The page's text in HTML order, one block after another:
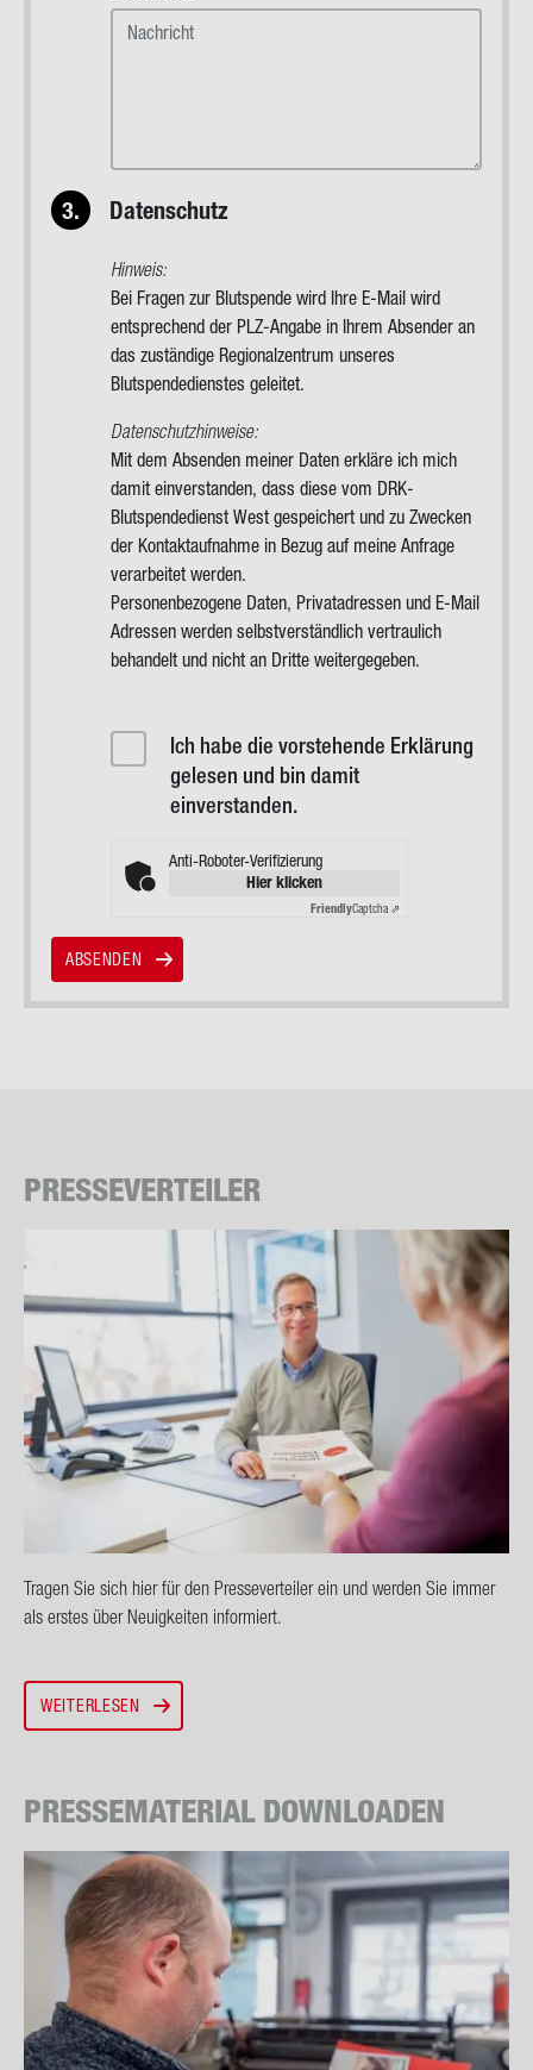
3. Datenschutz
Hinweis:
Bei Fragen zur Blutspende wird Ihre E-Mail wird
entsprechend der PLZ-Angabe in Ihrem Absender an
das zuständige Regionalzentrum unseres
Blutspendedienstes geleitet.
Datenschutzhinweise:
Mit dem Absenden meiner Daten erkläre ich mich
damit einverstanden, dass diese vom DRK-
Blutspendedienst West gespeichert und zu Zwecken
der Kontaktaufnahme in Bezug auf meine Anfrage
verarbeitet werden.
Personenbezogene Daten, Privatadressen und E-Mail
Adressen werden selbstverständlich vertraulich
behandelt und nicht an Dritte weitergegeben.
AkzeptiertIch habe die vorstehende Erklärung
gelesen und bin damit
einverstanden.
Anti-Roboter-Verifizierung
Hier klicken
FriendlyCaptcha ⇗
ABSENDEN
PRES­SE­VER­TEI­LER
Tra­gen Sie sich hier für den Pres­se­ver­tei­ler ein und wer­den Sie immer
als ers­tes über Neu­ig­kei­ten in­for­miert.
WEITERLESEN
PRES­SE­MA­TE­RI­AL DOWN­LOA­DEN